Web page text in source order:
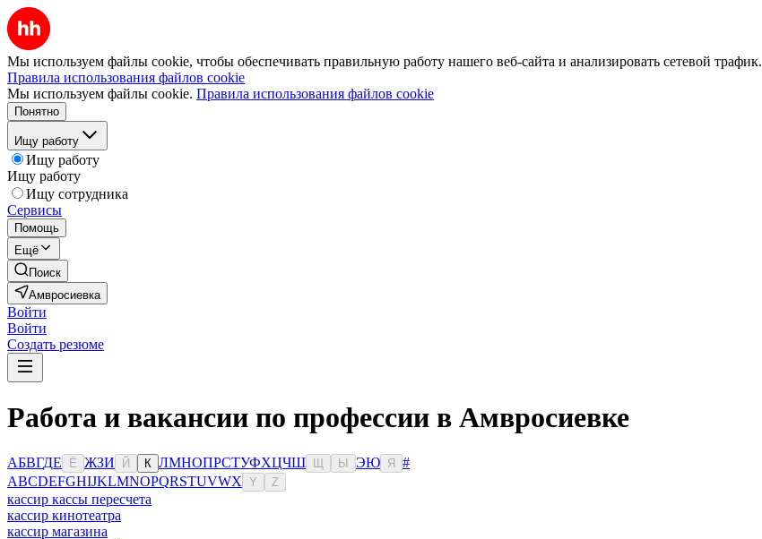
Мы используем файлы cookie, чтобы обеспечивать правильную работу нашего веб-сайта и анализировать сетевой трафик.
Правила использования файлов cookie
Мы используем файлы cookie. Правила использования файлов cookie
Понятно
Ищу работу
Ищу работу
Ищу работу
Ищу сотрудника
Сервисы
Помощь
Ещё
Поиск
Амвросиевка
Войти
Войти
Создать резюме
Работа и вакансии по профессии в Амвросиевке
АБВГДЕ Ё ЖЗИ Й К ЛМНОПРСТУФХЦЧШ Ы ЭЮ Я
#
ABCDEFGHIJKLMNOPQRSTUVWX Y Z
кассир кассы пересчета
кассир кинотеатра
кассир магазина